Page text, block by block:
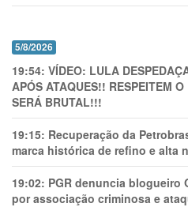
5/8/2026
19:54: VÍDEO: LULA
APÓS ATAQUES!! RESPEITEM
SERÁ BRUTAL!!!
19:15: Recuperação da
marca histórica de refino e alta
19:02: PGR denuncia blogueiro
por associação criminosa e